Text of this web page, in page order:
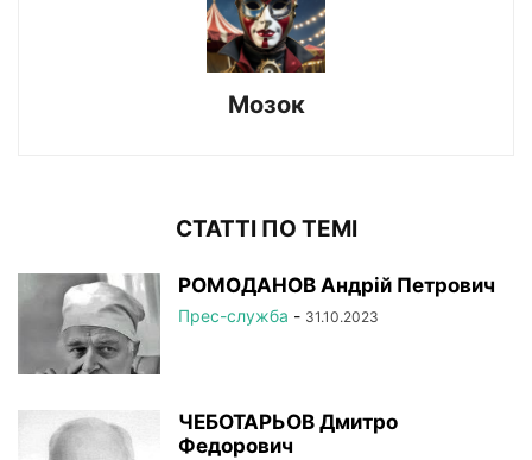
Мозок
СТАТТІ ПО ТЕМІ
РОМОДАНОВ Андрій Петрович
Прес-служба - 31.10.2023
ЧЕБОТАРЬОВ Дмитро
Федорович